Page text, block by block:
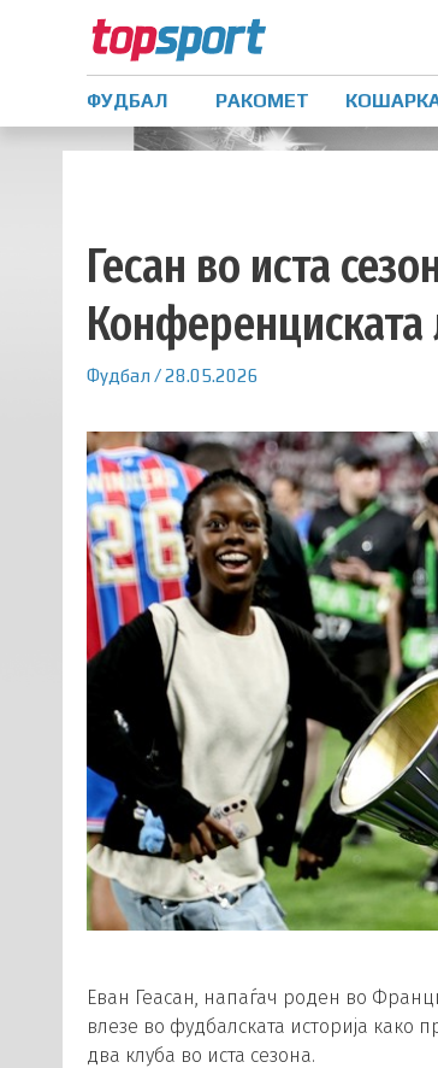
ФУДБАЛ РАКОМЕТ
Гесан во иста
Конференциската
Фудбал /28.05.2026
Еван Геасан, напаѓач роден во
влезе во фудбалската историја како
два клуба во иста сезона.